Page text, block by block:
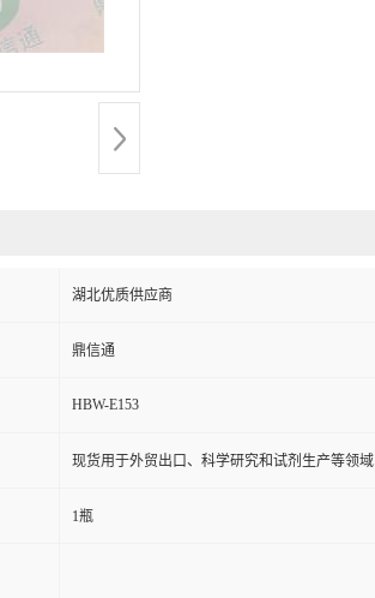
湖北优质供应商
鼎信通
HBW-E153
现货用于外贸出口、科学研究和试剂生产等领域
1瓶